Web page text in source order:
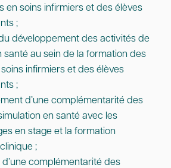
en soins infirmiers et des élèves
;
développement des activités de
santé au sein de la formation des
infirmiers et des élèves
;
d’une complémentarité des
en santé avec les
en stage et la formation
;
complémentarité des